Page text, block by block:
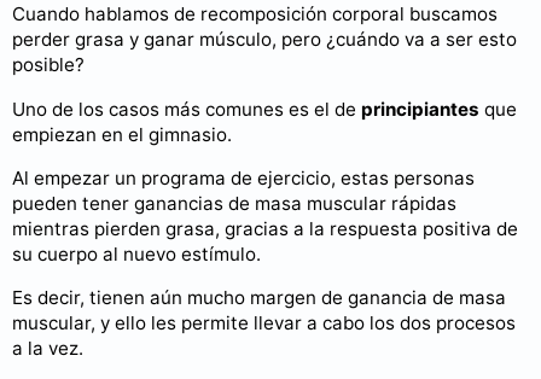
Cuando hablamos de recomposición corporal buscamos
perder grasa y ganar músculo, pero ¿cuándo va a ser esto
posible?
Uno de los casos más comunes es el de principiantes que
empiezan en el gimnasio.
Al empezar un programa de ejercicio, estas personas
pueden tener ganancias de masa muscular rápidas
mientras pierden grasa, gracias a la respuesta positiva de
su cuerpo al nuevo estímulo.
Es decir, tienen aún mucho margen de ganancia de masa
muscular, y ello les permite llevar a cabo los dos procesos
a la vez.